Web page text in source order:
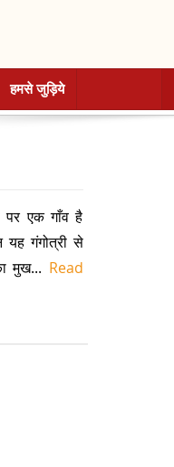
हमसे जुड़िये
पर एक गाँव है
यह गंगोत्री से
मुख... Read